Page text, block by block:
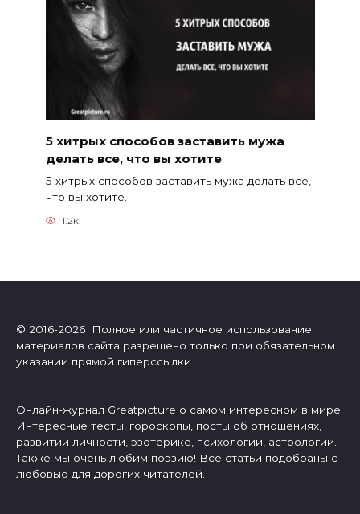
5 хитрых способов заставить мужа
делать все, что вы хотите
5 хитрых способов заставить мужа делать все,
что вы хотите.
1.2к.
© 2016-2026 Полное или частичное использование
материалов сайта разрешено только при обязательном
указании прямой гиперссылки.
Онлайн-журнал Greatpicture о самом интересном в мире.
Интересные тесты, гороскопы, посты об отношениях,
развитии личности, эзотерике, психологии, астрологии.
Также мы очень любим поэзию! Все статьи подобраны с
любовью для дорогих читателей.